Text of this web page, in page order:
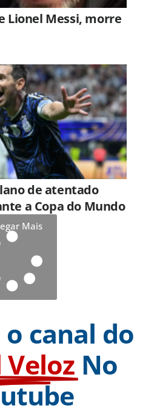
Lionel Messi, morre
de atentado
a Copa do Mundo
Mais
canal do
No